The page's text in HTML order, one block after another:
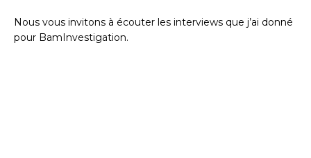
Nous vous invitons à écouter les interviews que j’ai donné
pour BamInvestigation.